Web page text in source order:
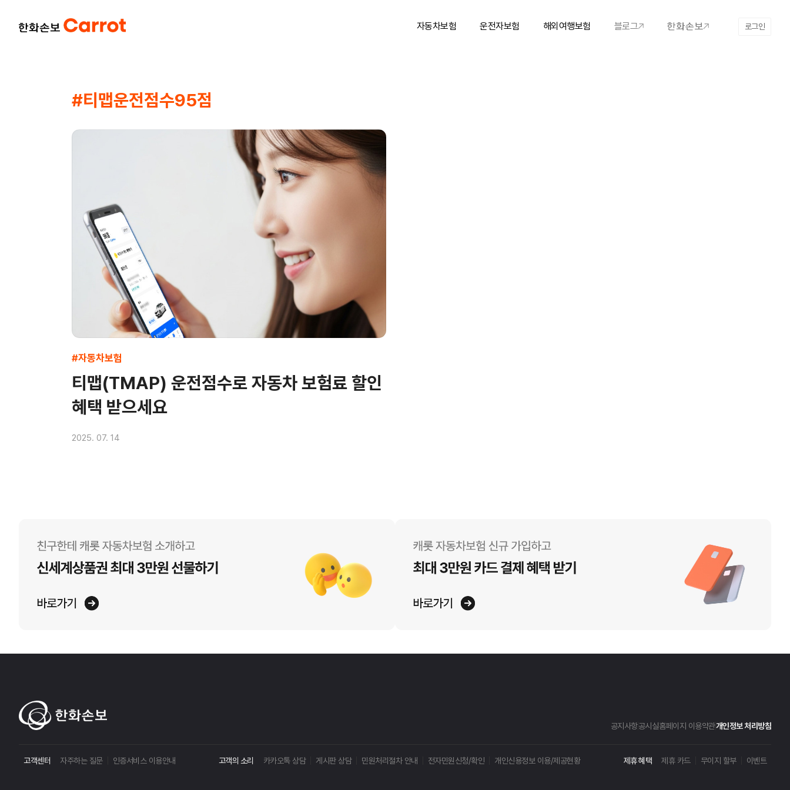
자동차보험 운전자보험 해외여행보험 블로그 로그인
#티맵운전점수95점
#자동차보험
티맵(TMAP) 운전점수로 자동차 보험료 할인
혜택 받으세요
2025. 07. 14
공지사항공시실홈페이지 이용약관개인정보 처리방침
고객센터 자주하는 질문 인증서비스 이용안내 고객의 소리 카카오톡 상담 게시판 상담 민원처리절차 안내 전자민원신청/확인 개인신용정보 이용/제공현황 제휴 혜택 제휴 카드 무이지 할부 이벤트